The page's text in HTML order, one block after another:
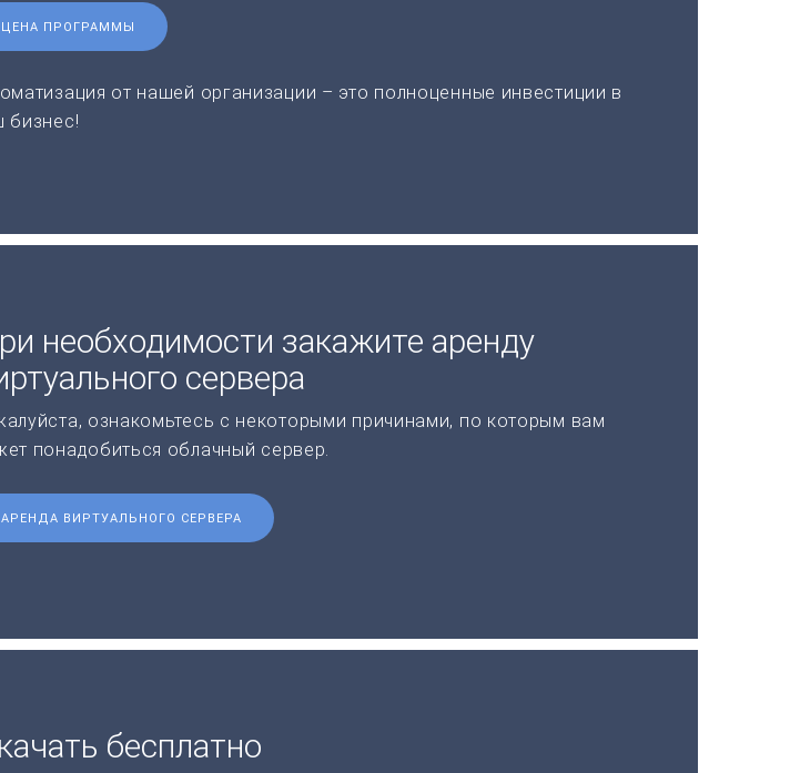
ЦЕНА ПРОГРАММЫ
от нашей организации – это полноценные инвестиции в
бизнес!
необходимости закажите аренду
сервера
ознакомьтесь с некоторыми причинами, по которым вам
понадобиться облачный сервер.
АРЕНДА ВИРТУАЛЬНОГО СЕРВЕРА
бесплатно